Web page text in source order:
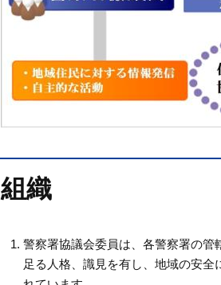
組織
警察署協議会委員は、各警察署の管
足る人格、識見を有し、地域の安